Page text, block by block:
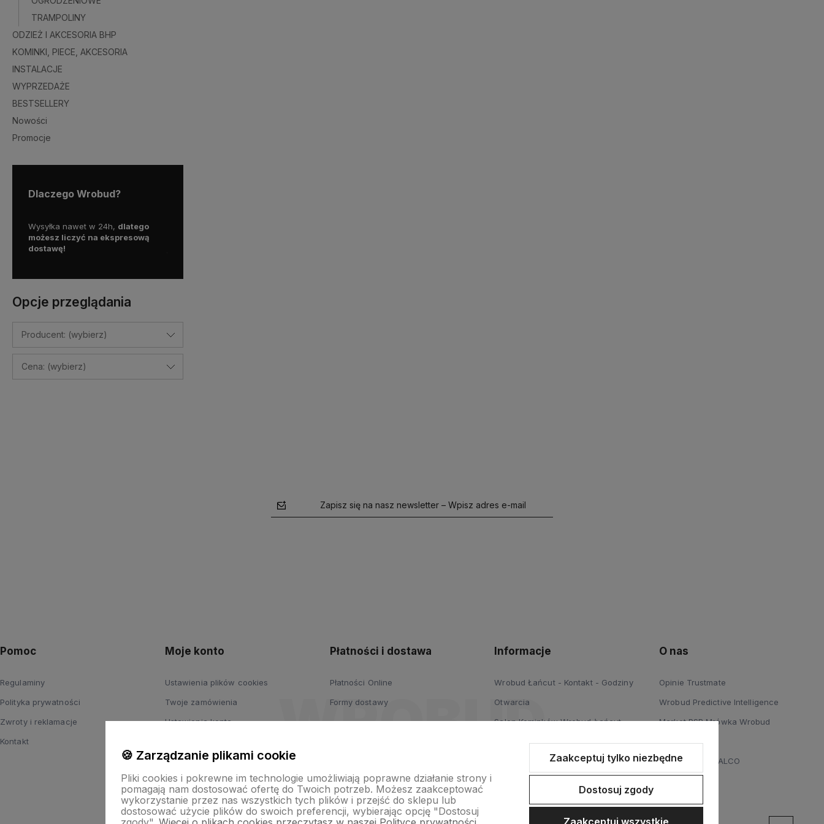
TRAMPOLINY
ODZIEŻ I AKCESORIA BHP
KOMINKI, PIECE, AKCESORIA
INSTALACJE
WYPRZEDAŻE
BESTSELLERY
Nowości
Promocje
Dlaczego Wrobud?
Wysyłka nawet w 24h, dlatego
możesz liczyć na ekspresową
dostawę!
Opcje przeglądania
Producent: (wybierz)
Cena: (wybierz)
Zapisz się na nasz newsletter – Wpisz adres e-mail
Pomoc
Regulaminy
Polityka prywatności
Zwroty i reklamacje
Kontakt
Moje konto
Ustawienia plików cookies
Twoje zamówienia
Ustawienia konta
Płatności i dostawa
Płatności Online
Formy dostawy
Informacje
Wrobud Łańcut - Kontakt - Godziny
Otwarcia
Salon Kominków Wrobud Łańcut
Salon Drzwi i Podłóg Wrobud Łańcut
Wypożyczalnia sprzętów budowlanych i
O nas
Opinie Trustmate
Wrobud Predictive Intelligence
Market PSB Mrówka Wrobud
Blog
Dystrybucja STALCO
🍪 Zarządzanie plikami cookie
Pliki cookies i pokrewne im technologie umożliwiają poprawne działanie strony i
pomagają nam dostosować ofertę do Twoich potrzeb. Możesz zaakceptować
wykorzystanie przez nas wszystkich tych plików i przejść do sklepu lub
dostosować użycie plików do swoich preferencji, wybierając opcję "Dostosuj
Zaakceptuj tylko niezbędne
Dostosuj zgody
Zaakceptuj wszystkie